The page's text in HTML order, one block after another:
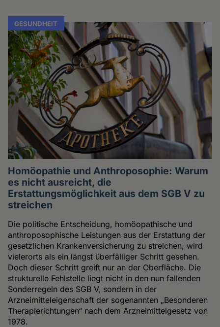
GESUNDHEIT
Homöopathie und Anthroposophie: Warum
es nicht ausreicht, die
Erstattungsmöglichkeit aus dem SGB V zu
streichen
Die politische Entscheidung, homöopathische und
anthroposophische Leistungen aus der Erstattung der
gesetzlichen Krankenversicherung zu streichen, wird
vielerorts als ein längst überfälliger Schritt gesehen.
Doch dieser Schritt greift nur an der Oberfläche. Die
strukturelle Fehlstelle liegt nicht in den nun fallenden
Sonderregeln des SGB V, sondern in der
Arzneimitteleigenschaft der sogenannten „Besonderen
Therapierichtungen“ nach dem Arzneimittelgesetz von
1978.